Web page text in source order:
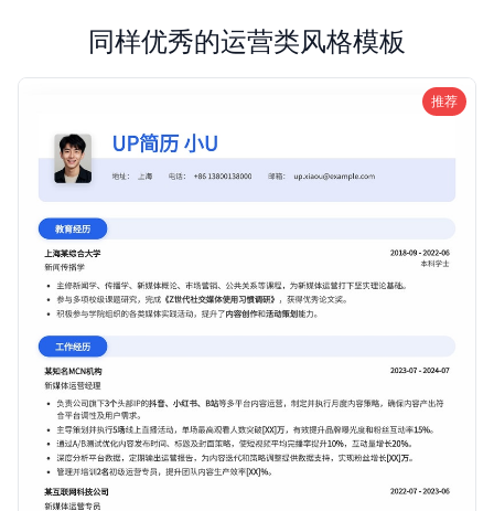
同样优秀的运营类风格模板
推荐